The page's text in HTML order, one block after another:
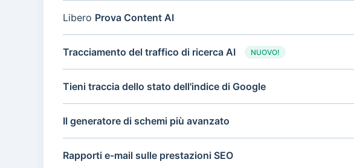
Libero Prova Content AI
Tracciamento del traffico di ricerca AI NUOVO!
Tieni traccia dello stato dell'indice di Google
Il generatore di schemi più avanzato
Rapporti e-mail sulle prestazioni SEO